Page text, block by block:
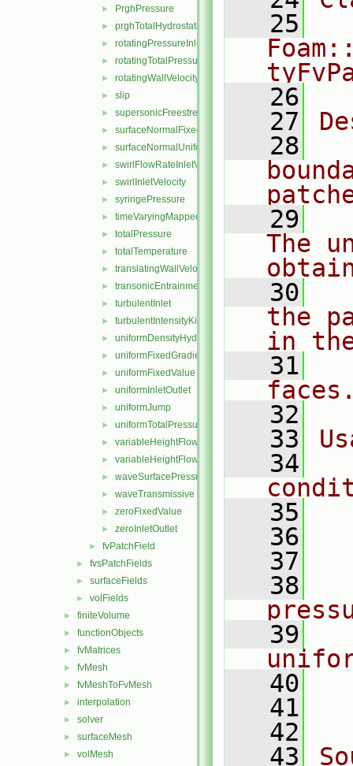
► PrghPressure
► prghTotalHydrostaticPressure
► rotatingPressureInletOutletVelocity
► rotatingTotalPressure
► rotatingWallVelocity
► slip
► supersonicFreestream
► surfaceNormalFixedValue
► surfaceNormalUniformFixedValue
► swirlFlowRateInletVelocity
► swirlInletVelocity
► syringePressure
► timeVaryingMappedFixedValue
► totalPressure
► totalTemperature
► translatingWallVelocity
► transonicEntrainmentPressure
► turbulentInlet
► turbulentIntensityKineticEnergyInlet
► uniformDensityHydrostaticPressure
► uniformFixedGradient
► uniformFixedValue
► uniformInletOutlet
► uniformJump
► uniformTotalPressure
► variableHeightFlowRate
► variableHeightFlowRateInletVelocity
► waveSurfacePressure
► waveTransmissive
► zeroFixedValue
► zeroInletOutlet
► fvPatchField
► fvsPatchFields
► surfaceFields
► volFields
► finiteVolume
► functionObjects
► fvMatrices
► fvMesh
► fvMeshToFvMesh
► interpolation
► solver
► surfaceMesh
► volMesh
   25
   26
   27
   28
   29
The
   30
the
in
   31
   32
   33
   34
   35
   36
   37
   38
   39
   40
   41
   42
   43